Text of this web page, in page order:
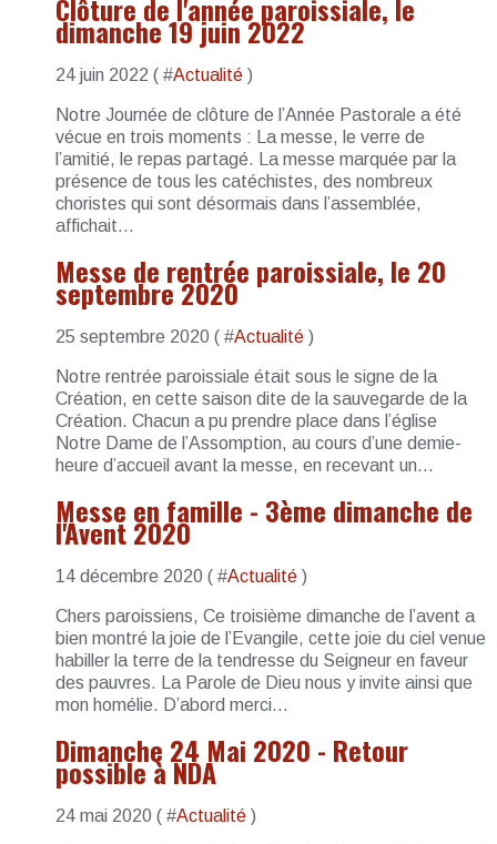
Clôture de l'année paroissiale, le
dimanche 19 juin 2022
24 juin 2022 ( #Actualité )
Notre Journée de clôture de l’Année Pastorale a été
vécue en trois moments : La messe, le verre de
l’amitié, le repas partagé. La messe marquée par la
présence de tous les catéchistes, des nombreux
choristes qui sont désormais dans l’assemblée,
affichait...
Messe de rentrée paroissiale, le 20
septembre 2020
25 septembre 2020 ( #Actualité )
Notre rentrée paroissiale était sous le signe de la
Création, en cette saison dite de la sauvegarde de la
Création. Chacun a pu prendre place dans l’église
Notre Dame de l’Assomption, au cours d’une demie-
heure d’accueil avant la messe, en recevant un...
Messe en famille - 3ème dimanche de
l'Avent 2020
14 décembre 2020 ( #Actualité )
Chers paroissiens, Ce troisième dimanche de l’avent a
bien montré la joie de l’Evangile, cette joie du ciel venue
habiller la terre de la tendresse du Seigneur en faveur
des pauvres. La Parole de Dieu nous y invite ainsi que
mon homélie. D’abord merci...
Dimanche 24 Mai 2020 - Retour
possible à NDA
24 mai 2020 ( #Actualité )